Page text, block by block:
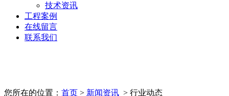
技术资讯
工程案例
在线留言
联系我们
您所在的位置： 首页 > 新闻资讯 > 行业动态